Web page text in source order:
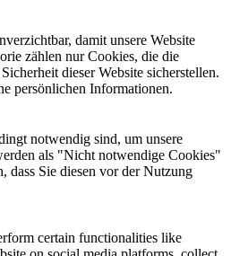
damit unsere Website
zählen nur Cookies, die die
dieser Website sicherstellen.
persönlichen Informationen.
notwendig sind, um unsere
als "Nicht notwendige Cookies"
dass Sie diesen vor der Nutzung
certain functionalities like